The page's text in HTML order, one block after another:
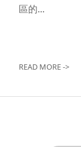
區的...
READ MORE ->